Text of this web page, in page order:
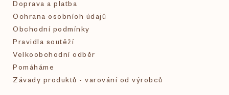
Doprava a platba
Ochrana osobních údajů
Obchodní podmínky
Pravidla soutěží
Velkoobchodní odběr
Pomáháme
Závady produktů - varování od výrobců